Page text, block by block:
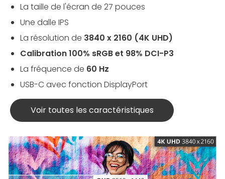
La taille de l'écran de 27 pouces
Une dalle IPS
La résolution de 3840 x 2160 (4K UHD)
Calibration100% sRGB et 98% DCI-P3
La fréquence de 60 Hz
USB-C avec fonction DisplayPort
Voir toutes les caractéristiques